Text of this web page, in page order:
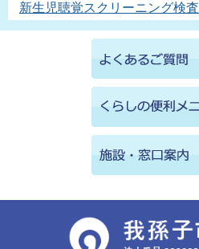
新生児聴覚スクリーニング検査